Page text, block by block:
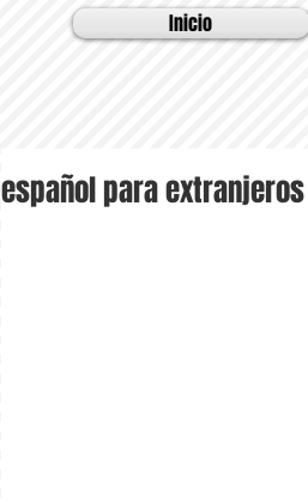
Inicio
español para extranjeros